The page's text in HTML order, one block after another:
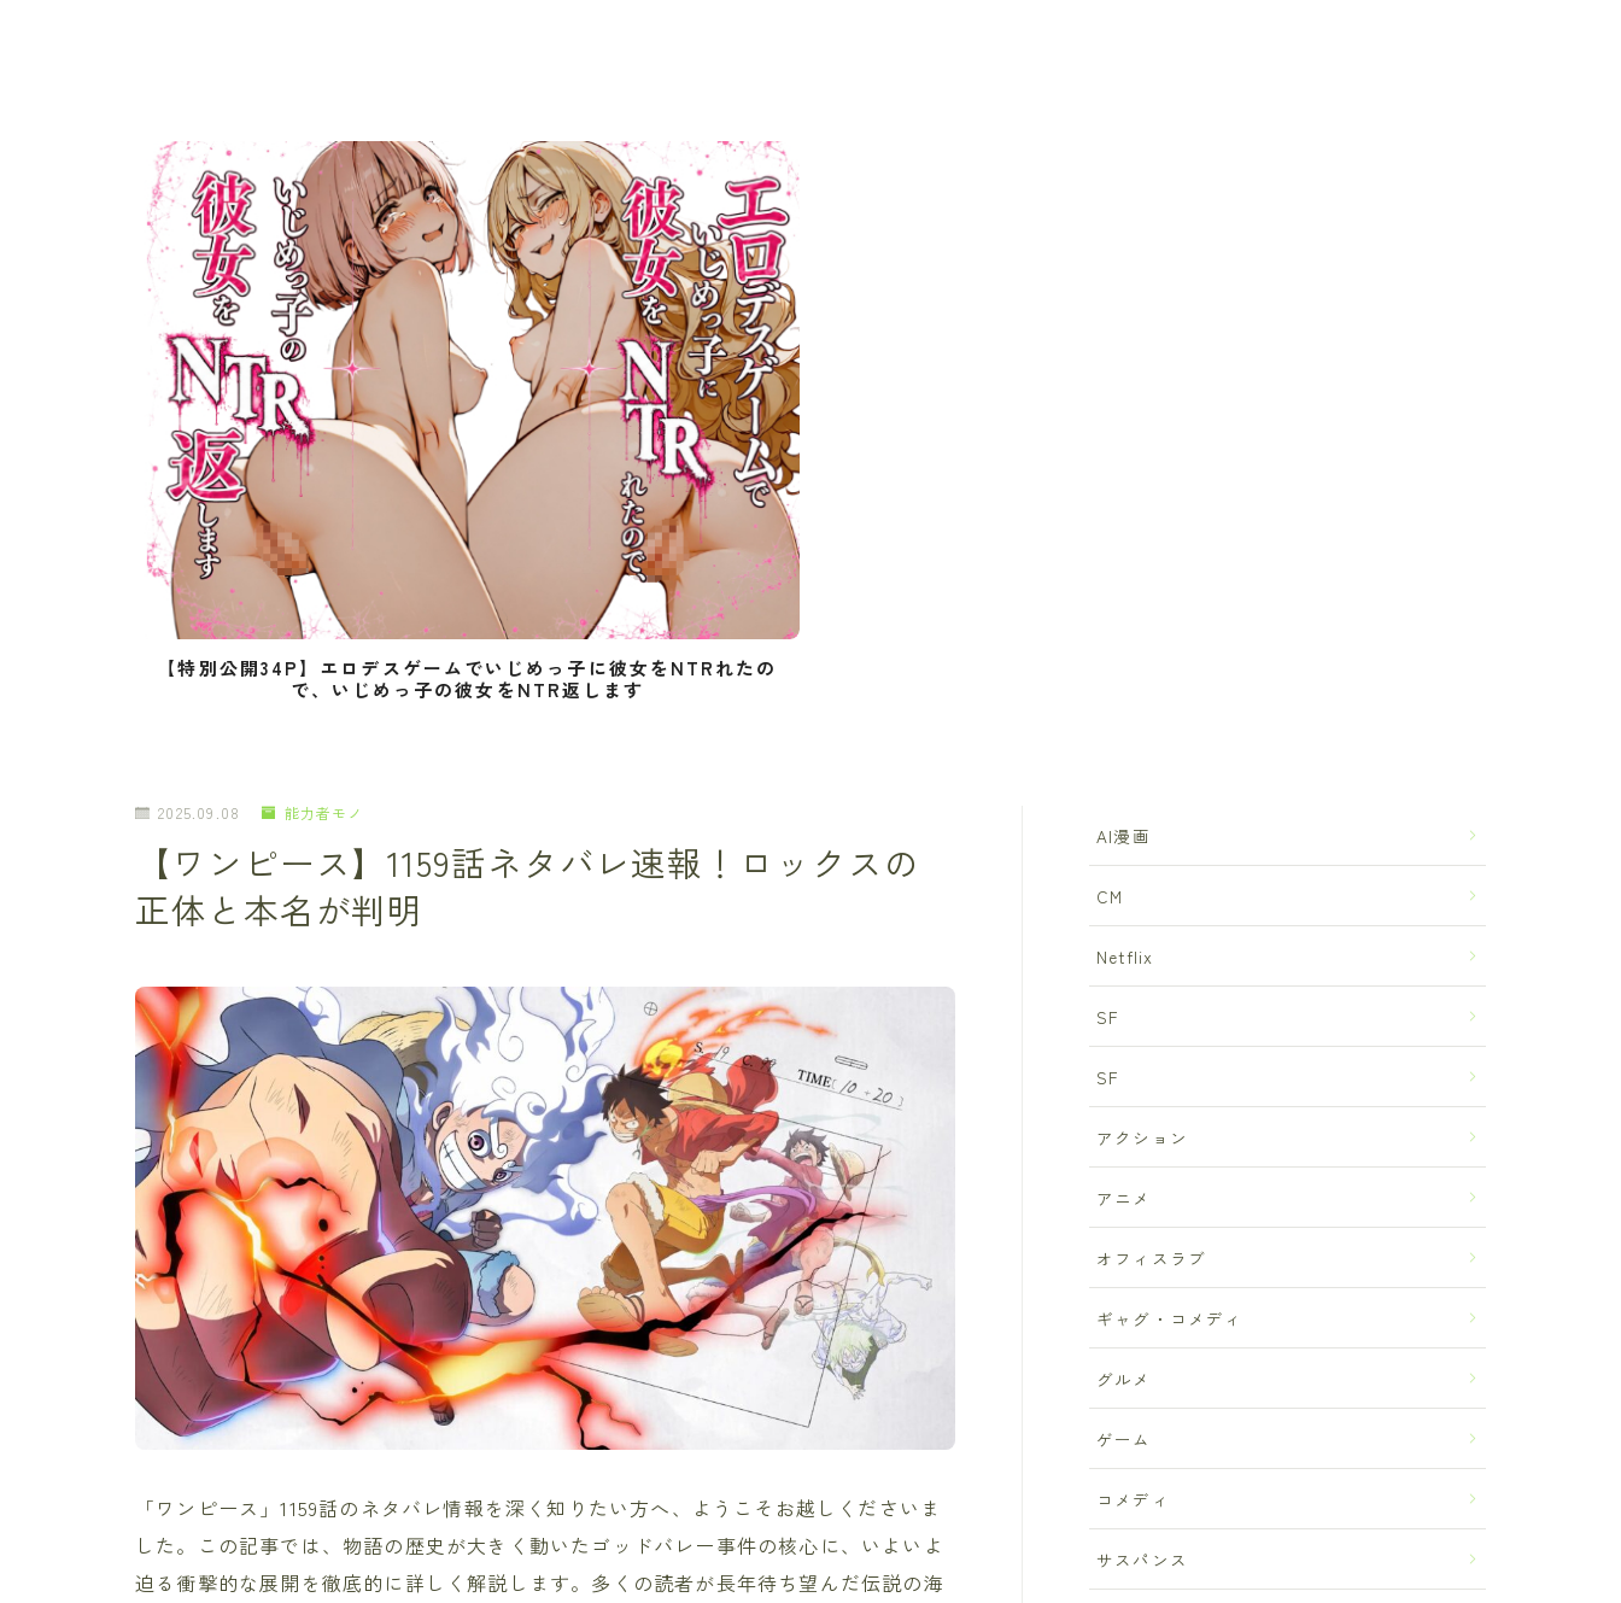
【特別公開34P】エロデスゲームでいじめっ子に彼女をNTRれたの
で、いじめっ子の彼女をNTR返します
2025.09.08 能力者モノ
【ワンピース】1159話ネタバレ速報！ロックスの
正体と本名が判明
「ワンピース」1159話のネタバレ情報を深く知りたい方へ、ようこそお越しくださいま
した。この記事では、物語の歴史が大きく動いたゴッドバレー事件の核心に、いよいよ
迫る衝撃的な展開を徹底的に詳しく解説します。多くの読者が長年待ち望んだ伝説の海
AI漫画
CM
Netflix
SF
SF
アクション
アニメ
オフィスラブ
ギャグ・コメディ
グルメ
ゲーム
コメディ
サスパンス